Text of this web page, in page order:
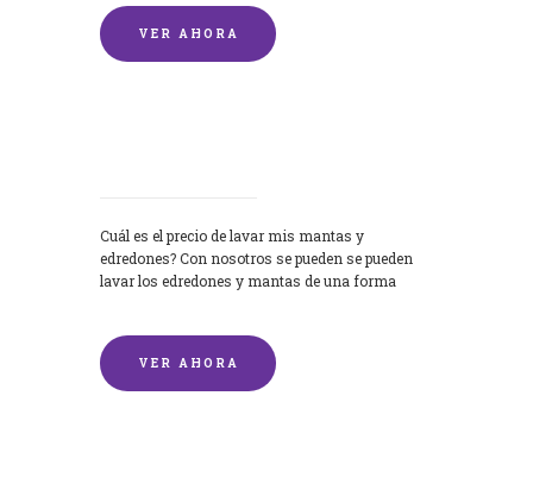
VER AHORA
Cuál es el precio de lavar mis mantas y
edredones? Con nosotros se pueden se pueden
lavar los edredones y mantas de una forma
VER AHORA